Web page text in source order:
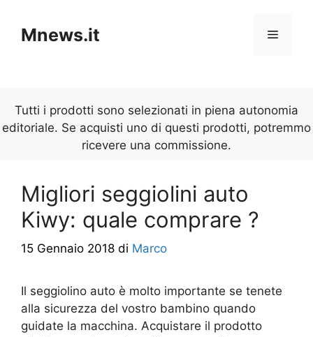
contenuto
Mnews.it Menu
Tutti i prodotti sono selezionati in piena autonomia
editoriale. Se acquisti uno di questi prodotti, potremmo
ricevere una commissione.
Migliori seggiolini auto
Kiwy: quale comprare ?
15 Gennaio 2018 di Marco
Il seggiolino auto è molto importante se tenete
alla sicurezza del vostro bambino quando
guidate la macchina. Acquistare il prodotto